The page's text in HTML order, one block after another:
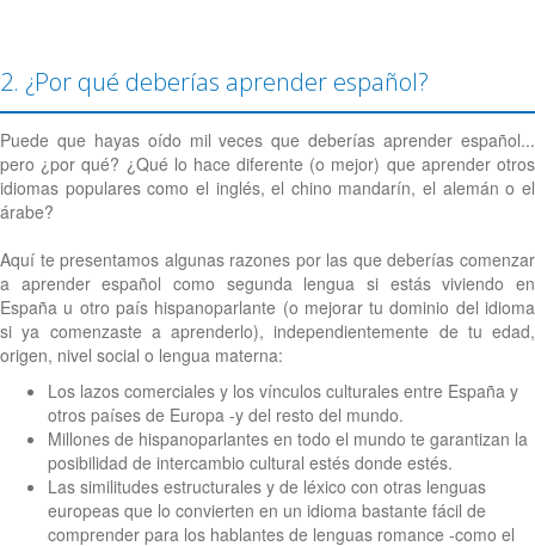
2. ¿Por qué deberías aprender español?
Puede que hayas oído mil veces que deberías aprender español...
pero ¿por qué? ¿Qué lo hace diferente (o mejor) que aprender otros
idiomas populares como el inglés, el chino mandarín, el alemán o el
árabe?
Aquí te presentamos algunas razones por las que deberías comenzar
a aprender español como segunda lengua si estás viviendo en
España u otro país hispanoparlante (o mejorar tu dominio del idioma
si ya comenzaste a aprenderlo), independientemente de tu edad,
origen, nivel social o lengua materna:
Los lazos comerciales y los vínculos culturales entre España y
otros países de Europa -y del resto del mundo.
Millones de hispanoparlantes en todo el mundo te garantizan la
posibilidad de intercambio cultural estés donde estés.
Las similitudes estructurales y de léxico con otras lenguas
europeas que lo convierten en un idioma bastante fácil de
comprender para los hablantes de lenguas romance -como el